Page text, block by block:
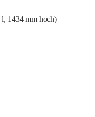
1434 mm hoch)